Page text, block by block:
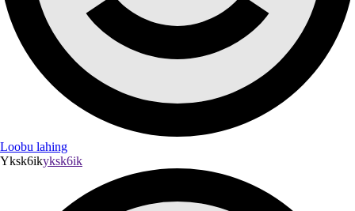
Loobu lahing
Yksk6ikyksk6ik